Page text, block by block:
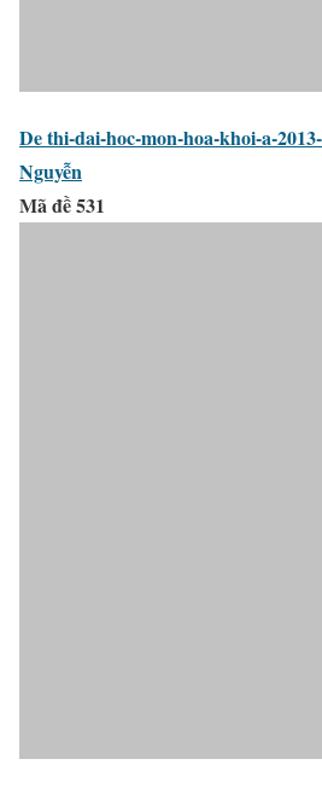
De thi-dai-hoc-mon-hoa-khoi-a-
Nguyễn
Mã đề 531